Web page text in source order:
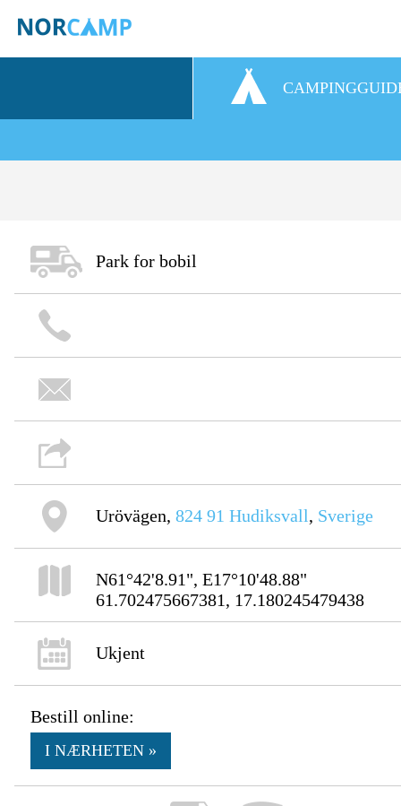
Park for bobil
Urövägen,824 91 Hudiksvall, Sverige
N61°42'8.91", E17°10'48.88"
61.702475667381, 17.180245479438
Ukjent
Bestill online:
I NÆRHETEN »